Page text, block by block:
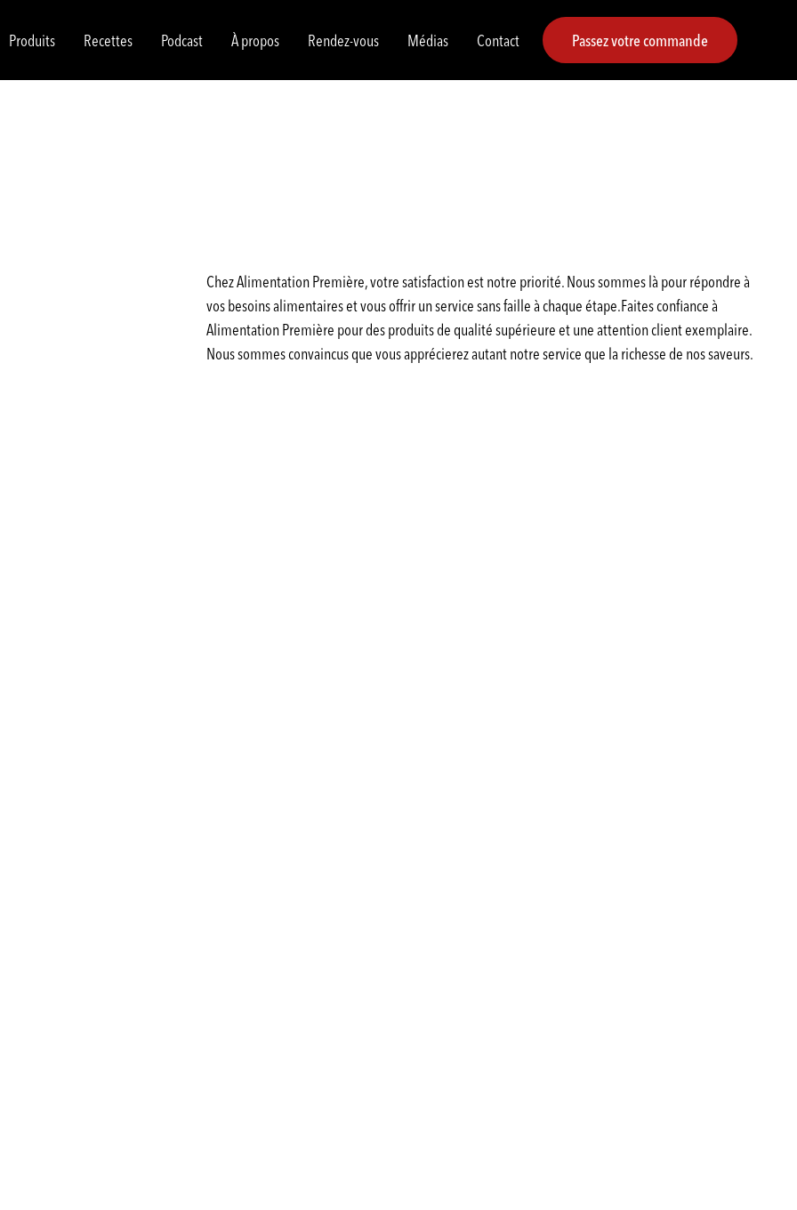
Produits Recettes Podcast À propos Rendez-vous Médias Contact Passez votre commande
Chez Alimentation Première, votre satisfaction est notre priorité. Nous sommes là pour répondre à
vos besoins alimentaires et vous offrir un service sans faille à chaque étape.Faites confiance à
Alimentation Première pour des produits de qualité supérieure et une attention client exemplaire.
Nous sommes convaincus que vous apprécierez autant notre service que la richesse de nos saveurs.